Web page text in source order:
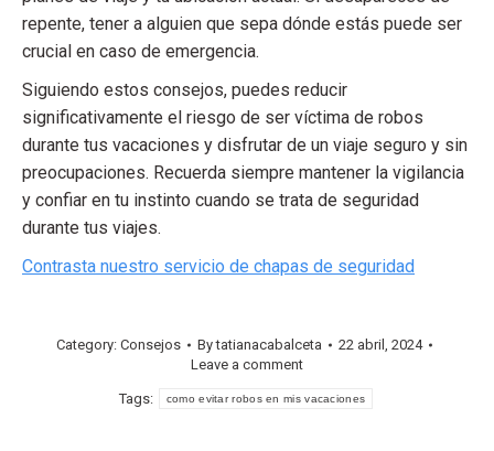
repente, tener a alguien que sepa dónde estás puede ser
crucial en caso de emergencia.
Siguiendo estos consejos, puedes reducir
significativamente el riesgo de ser víctima de robos
durante tus vacaciones y disfrutar de un viaje seguro y sin
preocupaciones. Recuerda siempre mantener la vigilancia
y confiar en tu instinto cuando se trata de seguridad
durante tus viajes.
Contrasta nuestro servicio de chapas de seguridad
Category: Consejos Bytatianacabalceta
22 abril, 2024
Leave a comment
Tags: como evitar robos en mis vacaciones